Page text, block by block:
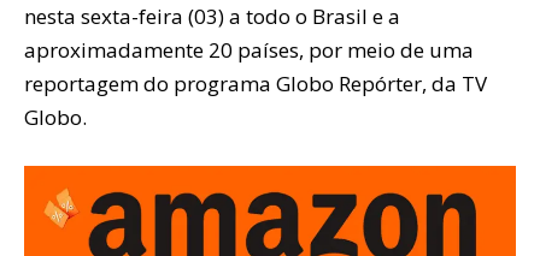
nesta sexta-feira (03) a todo o Brasil e a
aproximadamente 20 países, por meio de uma
reportagem do programa Globo Repórter, da TV
Globo.